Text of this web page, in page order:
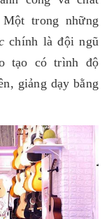
trong những
chính là đội ngũ
tạo có trình độ
giảng dạy bằng